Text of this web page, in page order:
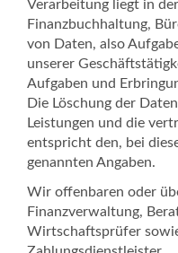
Verarbeitung liegt in
Finanzbuchhaltung,
von Daten, also
unserer
Aufgaben und
Die Löschung der
Leistungen und die
entspricht den, bei
genannten Angaben.
Wir offenbaren oder
Finanzverwaltung,
Wirtschaftsprüfer